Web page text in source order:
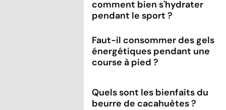
comment bien s'hydrater
pendant le sport ?
Faut-il consommer des gels
énergétiques pendant une
course à pied ?
Quels sont les bienfaits du
beurre de cacahuètes ?